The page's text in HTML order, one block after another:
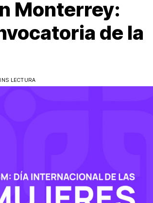
Monterrey:
de la
LECTURA